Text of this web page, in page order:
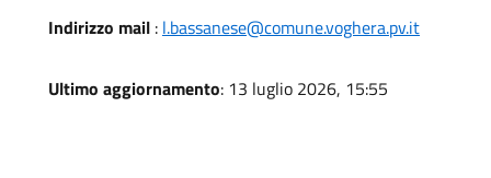
Indirizzo mail : l.bassanese@comune.voghera.pv.it
Ultimo aggiornamento: 13 luglio 2026, 15:55